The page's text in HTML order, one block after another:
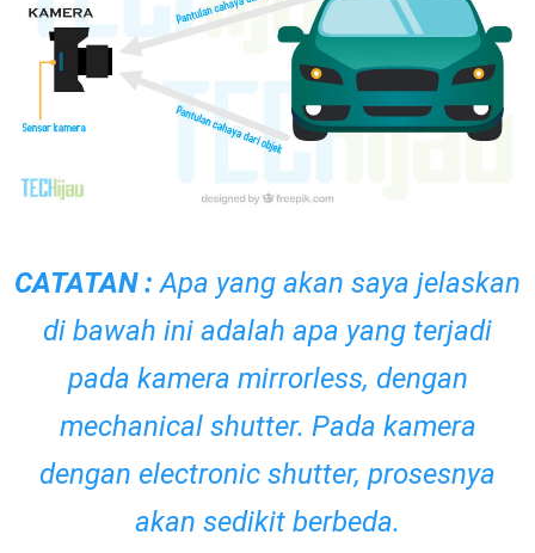
CATATAN : Apa yang akan saya jelaskan
di bawah ini adalah apa yang terjadi
pada kamera mirrorless, dengan
mechanical shutter. Pada kamera
dengan electronic shutter, prosesnya
akan sedikit berbeda.